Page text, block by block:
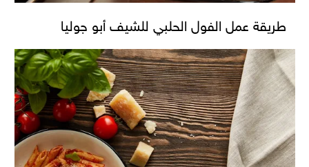
طريقة عمل الفول الحلبي للشيف أبو جوليا